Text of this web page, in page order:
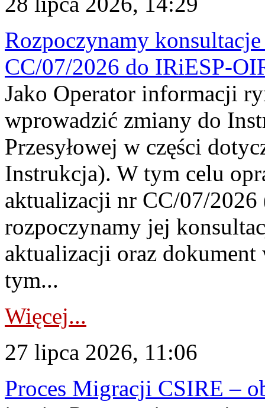
Rozpoczynamy
CC/07/2026 do IRiESP-
Jako Operator informacji
wprowadzić zmiany do
Przesyłowej w części
Instrukcja). W tym celu
aktualizacji nr CC/07/
rozpoczynamy jej
aktualizacji oraz
tym...
Więcej...
27 lipca 2026, 11:06
Proces Migracji CSIRE –